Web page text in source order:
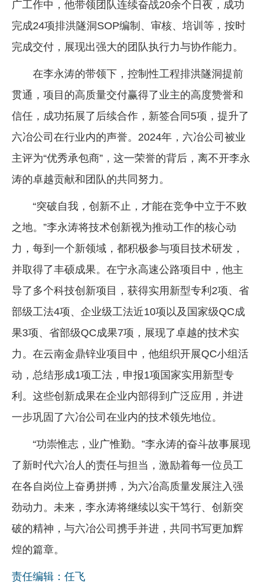
广工作中，他带领团队连续奋战20余个日夜，成功
完成24项排洪隧洞SOP编制、审核、培训等，按时
完成交付，展现出强大的团队执行力与协作能力。
在李永涛的带领下，控制性工程排洪隧洞提前
贯通，项目的高质量交付赢得了业主的高度赞誉和
信任，成功拓展了后续合作，新签合同5项，提升了
六冶公司在行业内的声誉。2024年，六冶公司被业
主评为“优秀承包商”，这一荣誉的背后，离不开李永
涛的卓越贡献和团队的共同努力。
“突破自我，创新不止，才能在竞争中立于不败
之地。”李永涛将技术创新视为推动工作的核心动
力，每到一个新领域，都积极参与项目技术研发，
并取得了丰硕成果。在宁永高速公路项目中，他主
导了多个科技创新项目，获得实用新型专利2项、省
部级工法4项、企业级工法近10项以及国家级QC成
果3项、省部级QC成果7项，展现了卓越的技术实
力。在云南金鼎锌业项目中，他组织开展QC小组活
动，总结形成1项工法，申报1项国家实用新型专
利。这些创新成果在企业内部得到广泛应用，并进
一步巩固了六冶公司在业内的技术领先地位。
“功崇惟志，业广惟勤。”李永涛的奋斗故事展现
了新时代六冶人的责任与担当，激励着每一位员工
在各自岗位上奋勇拼搏，为六冶高质量发展注入强
劲动力。未来，李永涛将继续以实干笃行、创新突
破的精神，与六冶公司携手并进，共同书写更加辉
煌的篇章。
责任编辑：任飞